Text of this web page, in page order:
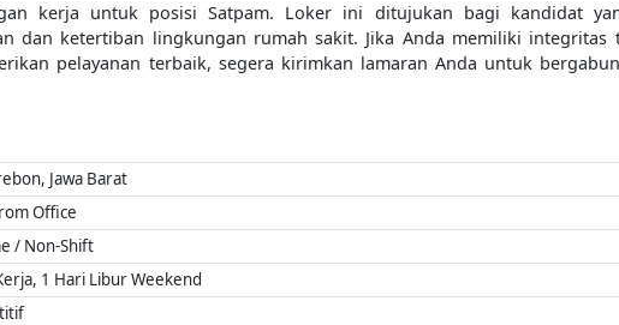
kerja untuk posisi Satpam. Loker ini ditujukan bagi kandidat
dan ketertiban lingkungan rumah sakit. Jika Anda memiliki integritas
pelayanan terbaik, segera kirimkan lamaran Anda untuk
Jawa Barat
Office
/ Non-Shift
1 Hari Libur Weekend